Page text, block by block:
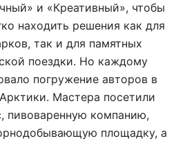
и «Креативный», чтобы
находить решения как для
так и для памятных
поездки. Но каждому
погружение авторов в
Мастера посетили
пивоваренную компанию,
площадку, а